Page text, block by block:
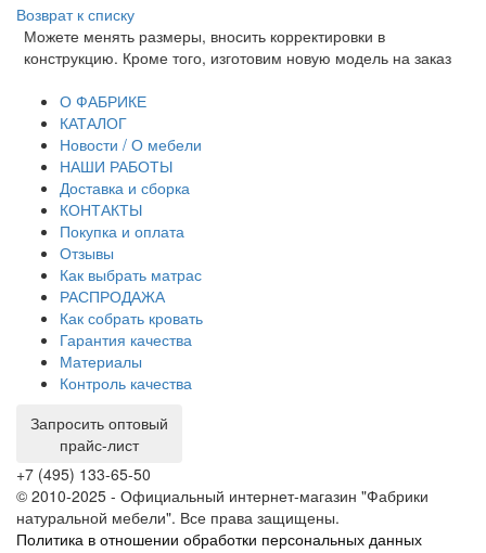
Возврат к списку
Можете менять размеры, вносить корректировки в
конструкцию. Кроме того, изготовим новую модель на заказ
О ФАБРИКЕ
КАТАЛОГ
Новости / О мебели
НАШИ РАБОТЫ
Доставка и сборка
КОНТАКТЫ
Покупка и оплата
Отзывы
Как выбрать матрас
РАСПРОДАЖА
Как собрать кровать
Гарантия качества
Материалы
Контроль качества
Запросить оптовый
прайс-лист
+7 (495) 133-65-50
© 2010-2025 - Официальный интернет-магазин "Фабрики
натуральной мебели". Все права защищены.
Политика в отношении обработки персональных данных